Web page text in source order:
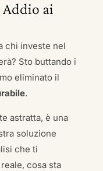
Addio ai
chi investe nel
Sto buttando i
eliminato il
.
astratta, è una
soluzione
che ti
cosa sta